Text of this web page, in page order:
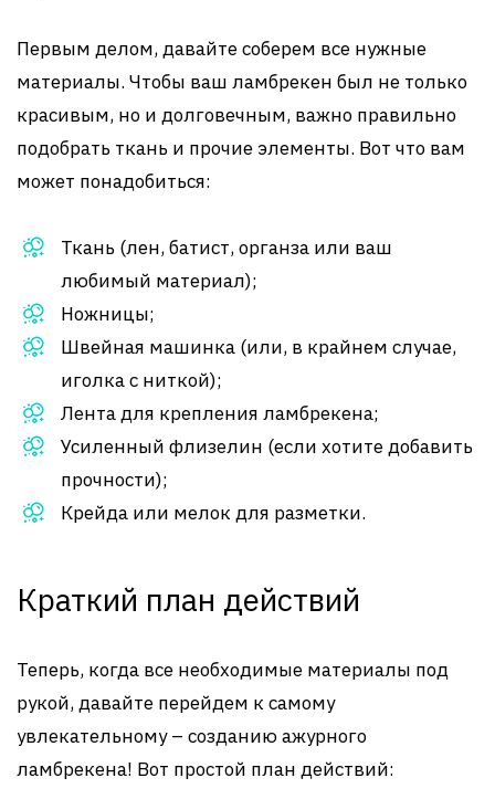
Первым делом, давайте соберем все нужные
материалы. Чтобы ваш ламбрекен был не только
красивым, но и долговечным, важно правильно
подобрать ткань и прочие элементы. Вот что вам
может понадобиться:
Ткань (лен, батист, органза или ваш
любимый материал);
Ножницы;
Швейная машинка (или, в крайнем случае,
иголка с ниткой);
Лента для крепления ламбрекена;
Усиленный флизелин (если хотите добавить
прочности);
Крейда или мелок для разметки.
Краткий план действий
Теперь, когда все необходимые материалы под
рукой, давайте перейдем к самому
увлекательному – созданию ажурного
ламбрекена! Вот простой план действий: